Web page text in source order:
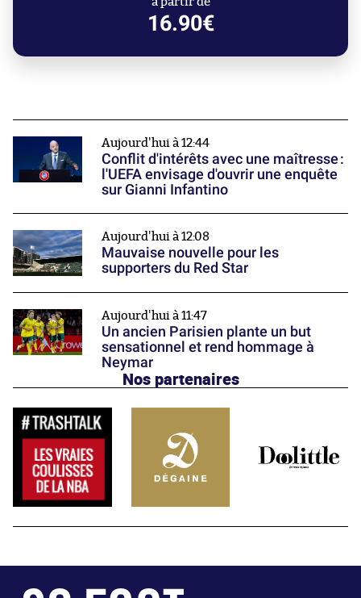
16.90€
Aujourd'hui à 12:44
Conflit d'intérêts avec une maîtresse :
l'UEFA envisage d'ouvrir une enquête
sur Gianni Infantino
Aujourd'hui à 12:08
Mauvaise nouvelle pour les
supporters du Red Star
Aujourd'hui à 11:47
Un ancien Parisien plante un but
sensationnel et rend hommage à
Neymar
Nos partenaires